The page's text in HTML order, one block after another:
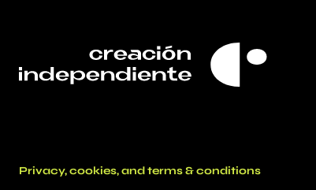
Privacy, cookies, and terms & conditions